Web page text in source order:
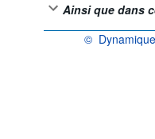
Ainsi que dans
©